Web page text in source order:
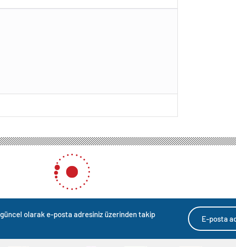
olarak e-posta adresiniz üzerinden takip